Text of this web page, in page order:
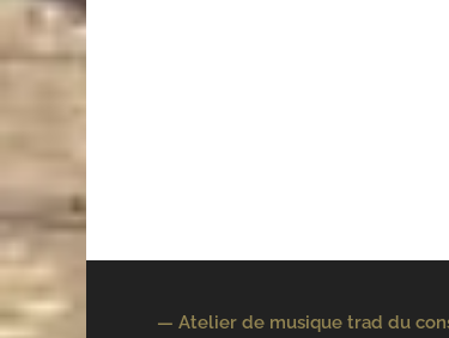
— Atelier de musique trad du